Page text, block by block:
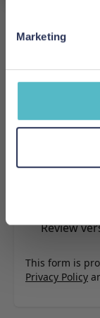
Marketing
Schrijf uw
Samenvatting
Review
This form is
Privacy Policy